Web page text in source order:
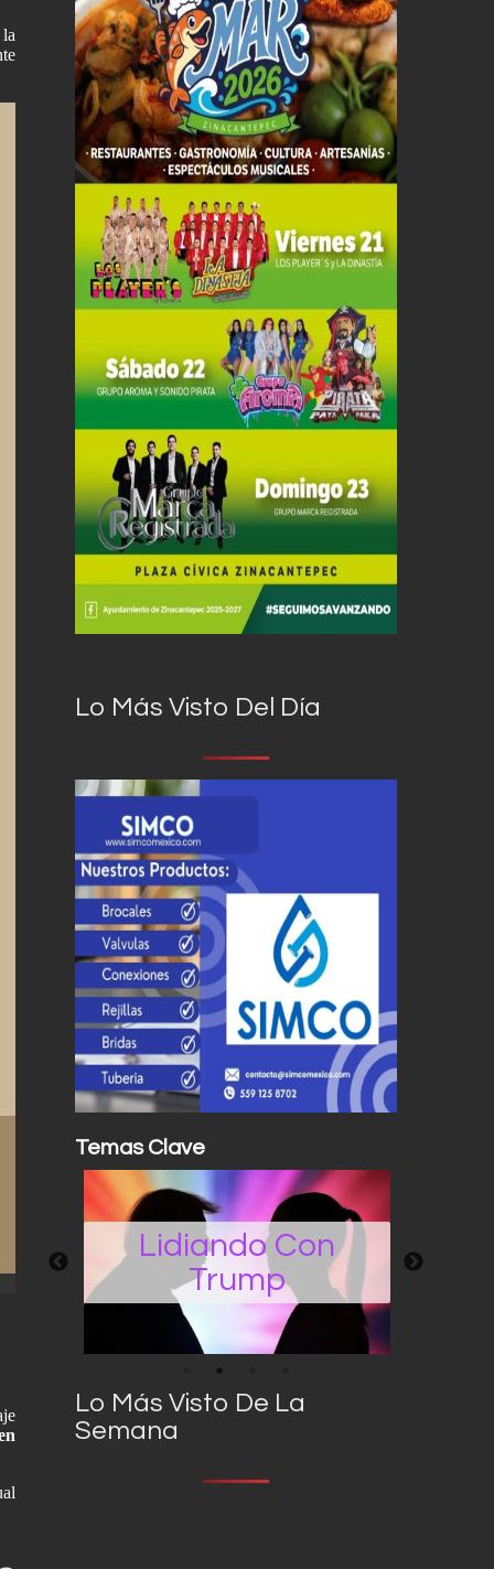
Lo Más Visto Del Día
Temas Clave
Con
Operativos
Edomex
Lo Más Visto De La
Semana